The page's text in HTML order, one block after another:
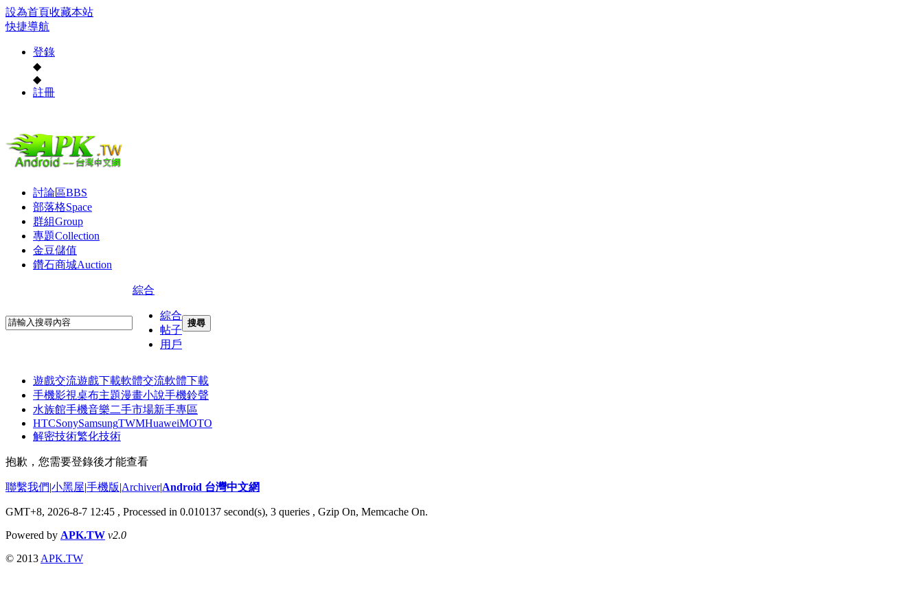
設為首頁收藏本站
快捷導航
登錄
◆
◆
註冊
討論區BBS
部落格Space
群組Group
專題Collection
金豆儲值
鑽石商城Auction
綜合
綜合
帖子
用戶
搜尋
遊戲交流遊戲下載軟體交流軟體下載
手機影視桌布主題漫畫小說手機鈴聲
水族館手機音樂二手市場新手專區
HTCSonySamsungTWMHuaweiMOTO
解密技術繁化技術
抱歉，您需要登錄後才能查看
聯繫我們|小黑屋|手機版|Archiver|Android 台灣中文網
GMT+8, 2026-8-7 12:45 , Processed in 0.010137 second(s), 3 queries , Gzip On, Memcache On.
Powered by APK.TW v2.0
© 2013 APK.TW